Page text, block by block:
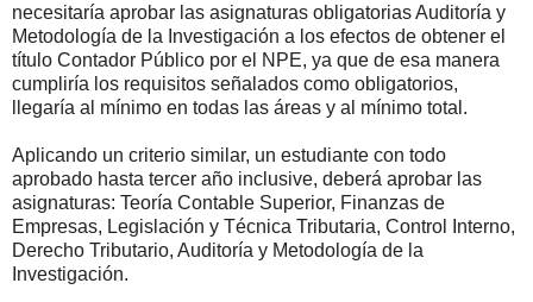
necesitaría aprobar las asignaturas obligatorias Auditoría y
Metodología de la Investigación a los efectos de obtener el
título Contador Público por el NPE, ya que de esa manera
cumpliría los requisitos señalados como obligatorios,
llegaría al mínimo en todas las áreas y al mínimo total.
Aplicando un criterio similar, un estudiante con todo
aprobado hasta tercer año inclusive, deberá aprobar las
asignaturas: Teoría Contable Superior, Finanzas de
Empresas, Legislación y Técnica Tributaria, Control Interno,
Derecho Tributario, Auditoría y Metodología de la
Investigación.